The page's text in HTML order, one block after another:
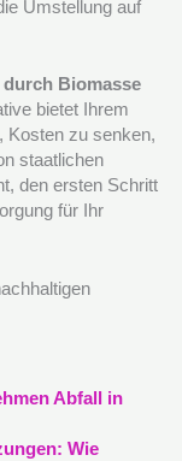
Umstellung auf
Biomasse
bietet Ihrem
Kosten zu senken,
staatlichen
den ersten Schritt
für Ihr
Abfall in
Wie